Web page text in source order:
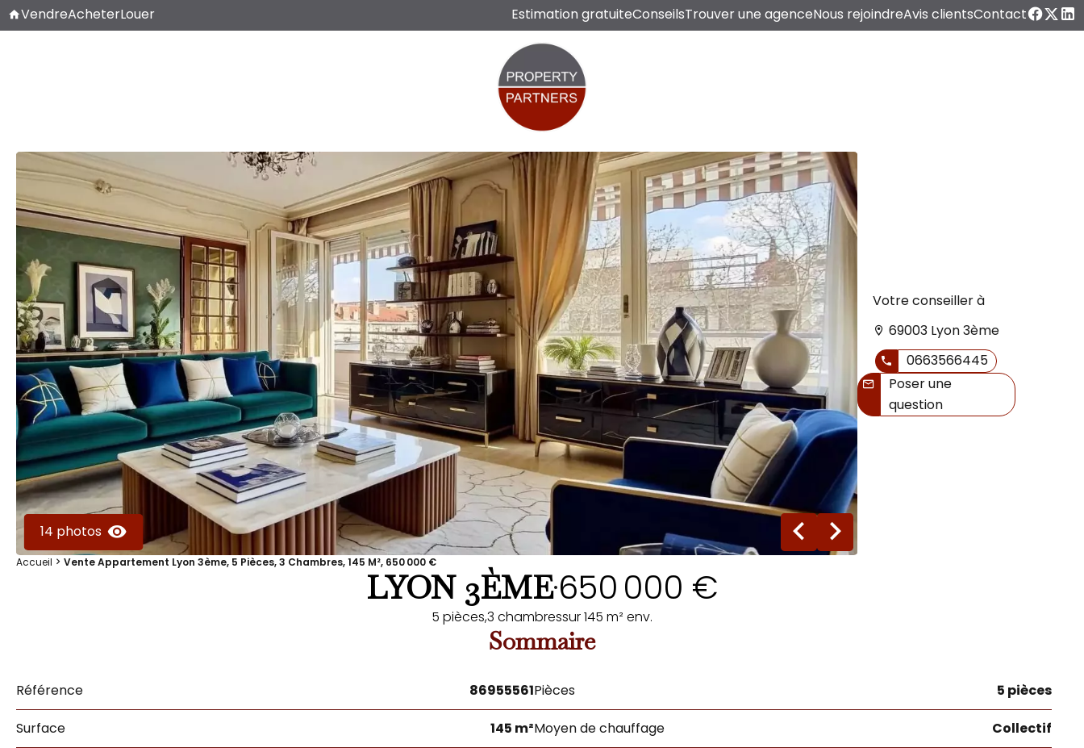
VendreAcheterLouer Estimation gratuiteConseilsTrouver une agenceNous rejoindreAvis clientsContact
14 photos
Votre conseiller à
69003 Lyon 3ème
0663566445
Poser une
question
Accueil Vente Appartement Lyon 3ème, 5 Pièces, 3 Chambres, 145 M², 650 000 €
LYON 3ÈME•650 000 €
5 pièces,3 chambressur 145 m² env.
Sommaire
Référence 86955561Pièces 5 pièces
Surface 145 m²Moyen de chauffage Collectif